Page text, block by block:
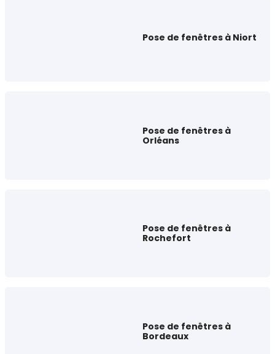
Pose de fenêtres à Niort
Pose de fenêtres à
Orléans
Pose de fenêtres à
Rochefort
Pose de fenêtres à
Bordeaux